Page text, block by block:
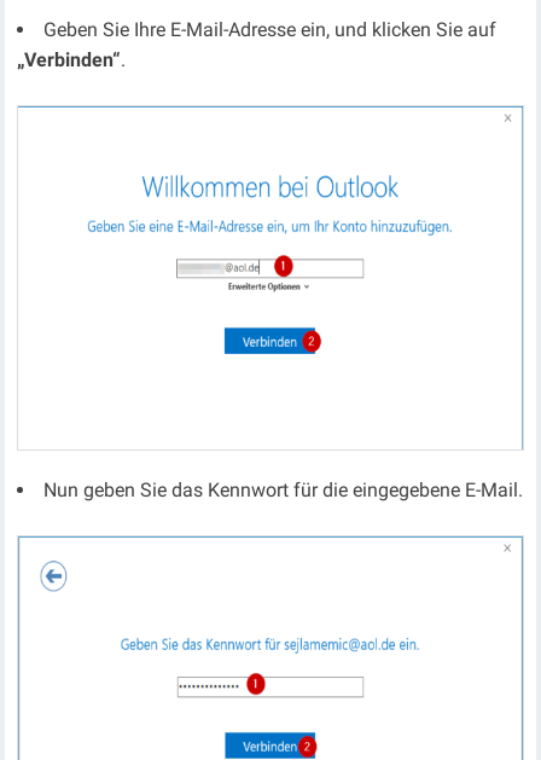
Geben Sie Ihre E-Mail-Adresse ein, und klicken Sie auf
„Verbinden“.
Nun geben Sie das Kennwort für die eingegebene E-Mail.